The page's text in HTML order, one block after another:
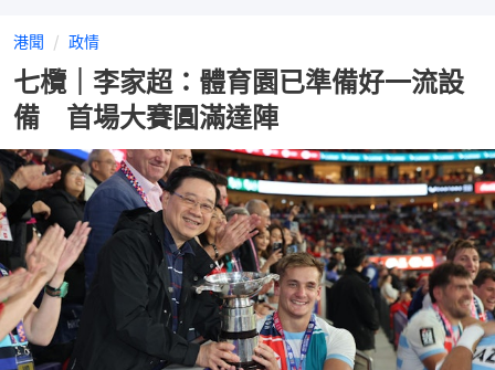
港聞 政情
七欖｜李家超：體育園已準備好一流設
備 首場大賽圓滿達陣